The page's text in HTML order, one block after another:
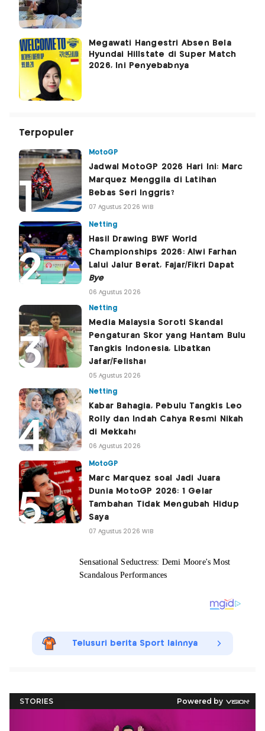
Megawati Hangestri Absen Bela
Hyundai Hillstate di Super Match
2026, Ini Penyebabnya
Terpopuler
MotoGP
Jadwal MotoGP 2026 Hari Ini: Marc
Marquez Menggila di Latihan
Bebas Seri Inggris?
07 Agustus 2026 WIB
Netting
Hasil Drawing BWF World
Championships 2026: Alwi Farhan
Lalui Jalur Berat, Fajar/Fikri Dapat
Bye
06 Agustus 2026
Netting
Media Malaysia Soroti Skandal
Pengaturan Skor yang Hantam Bulu
Tangkis Indonesia, Libatkan
Jafar/Felisha!
05 Agustus 2026
Netting
Kabar Bahagia, Pebulu Tangkis Leo
Rolly dan Indah Cahya Resmi Nikah
di Mekkah!
06 Agustus 2026
MotoGP
Marc Marquez soal Jadi Juara
Dunia MotoGP 2026: 1 Gelar
Tambahan Tidak Mengubah Hidup
Saya
07 Agustus 2026 WIB
Telusuri berita Sport lainnya